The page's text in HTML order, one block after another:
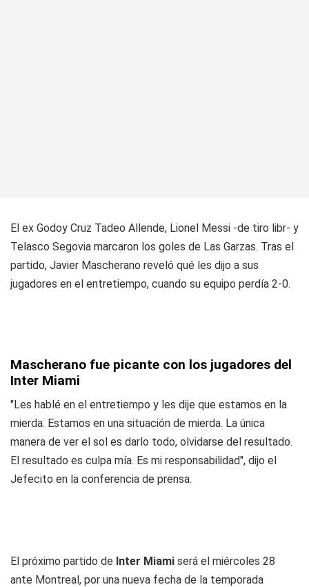
El ex Godoy Cruz Tadeo Allende, Lionel Messi -de tiro libr- y
Telasco Segovia marcaron los goles de Las Garzas. Tras el
partido, Javier Mascherano reveló qué les dijo a sus
jugadores en el entretiempo, cuando su equipo perdía 2-0.
Mascherano fue picante con los jugadores del
Inter Miami
"Les hablé en el entretiempo y les dije que estamos en la
mierda. Estamos en una situación de mierda. La única
manera de ver el sol es darlo todo, olvidarse del resultado.
El resultado es culpa mía. Es mi responsabilidad", dijo el
Jefecito en la conferencia de prensa.
El próximo partido de Inter Miami será el miércoles 28
ante Montreal, por una nueva fecha de la temporada